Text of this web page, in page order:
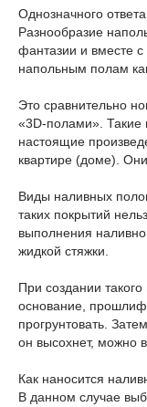
Однозначного
Разнообразие
фантазии и вместе
напольным полам
Это сравнительно
«3D-полами». Такие
настоящие
квартире (доме).
Виды наливных
таких покрытий
выполнения
жидкой стяжки.
При создании
основание,
прогрунтовать.
он высохнет, можно
Как наносится
В данном случае